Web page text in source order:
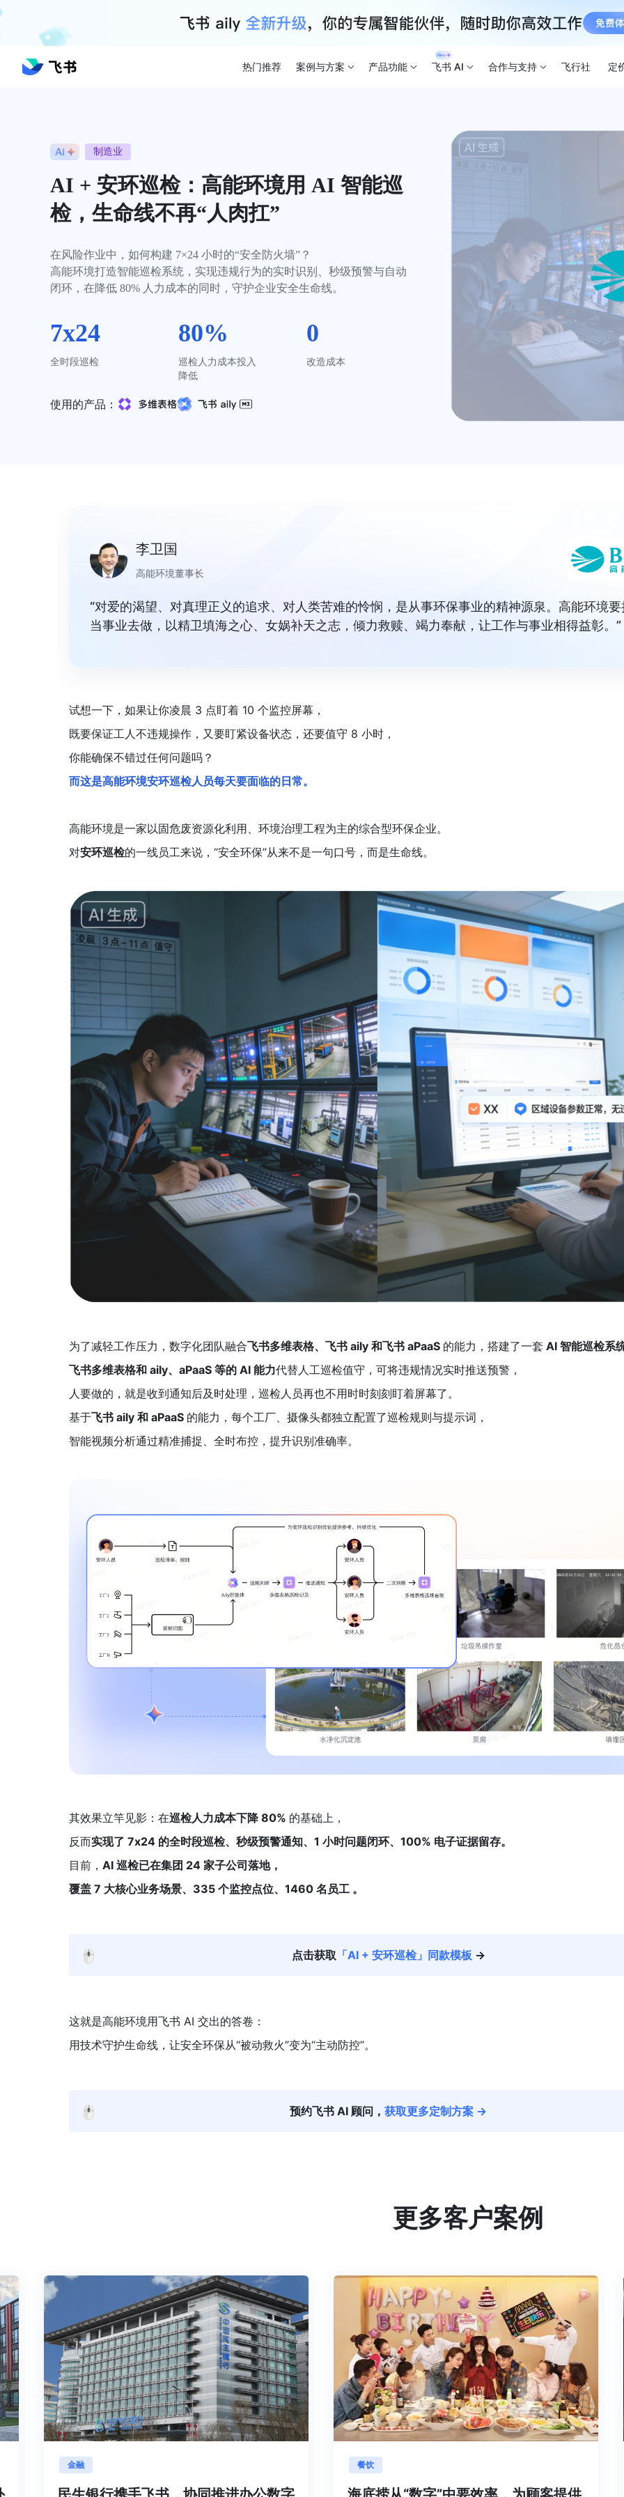
热门推荐 案例与方案 产品功能 飞书 AI 合作与支持 飞行社 定
制造业
AI + 安环巡检：高能环境用 AI 智能巡
检，生命线不再“人肉扛”
在风险作业中，如何构建 7×24 小时的“安全防火墙”？
高能环境打造智能巡检系统，实现违规行为的实时识别、秒级预警与自动
闭环，在降低 80% 人力成本的同时，守护企业安全生命线。
7x24
全时段巡检
80%
巡检人力成本投入
降低
0
改造成本
使用的产品：
李卫国
高能环境董事长
“对爱的渴望、对真理正义的追求、对人类苦难的怜悯，是从事环保事业的精神源泉。高能环境
当事业去做，以精卫填海之心、女娲补天之志，倾力救赎、竭力奉献，让工作与事业相得益彰。”
试想一下，如果让你凌晨 3 点盯着 10 个监控屏幕，
既要保证工人不违规操作，又要盯紧设备状态，还要值守 8 小时，
你能确保不错过任何问题吗？
而这是高能环境安环巡检人员每天要面临的日常。
高能环境是一家以固危废资源化利用、环境治理工程为主的综合型环保企业。
对安环巡检的一线员工来说，“安全环保”从来不是一句口号，而是生命线。
为了减轻工作压力，数字化团队融合飞书多维表格、飞书 aily 和飞书 aPaaS 的能力，搭建了一套 AI 智能巡检系
飞书多维表格和 aily、aPaaS 等的 AI 能力代替人工巡检值守，可将违规情况实时推送预警，
人要做的，就是收到通知后及时处理，巡检人员再也不用时时刻刻盯着屏幕了。
基于飞书 aily 和 aPaaS 的能力，每个工厂、摄像头都独立配置了巡检规则与提示词，
智能视频分析通过精准捕捉、全时布控，提升识别准确率。
其效果立竿见影：在巡检人力成本下降 80% 的基础上，
反而实现了 7x24 的全时段巡检、秒级预警通知、1 小时问题闭环、100% 电子证据留存。
目前， AI 巡检已在集团 24 家子公司落地，
覆盖 7 大核心业务场景、335 个监控点位、1460 名员工 。
🖱️ 点击获取 「AI + 安环巡检」同款模板 →
这就是高能环境用飞书 AI 交出的答卷：
用技术守护生命线，让安全环保从“被动救火”变为“主动防控”。
🖱️ 预约飞书 AI 顾问， 获取更多定制方案 →
更多客户案例